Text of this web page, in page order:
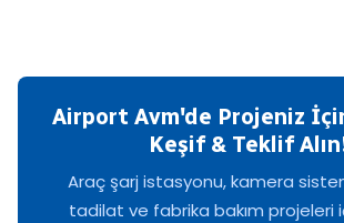
Airport Avm'de Projeniz
Keşif & Teklif
Araç şarj istasyonu, kamera
tadilat ve fabrika bakım projeleri